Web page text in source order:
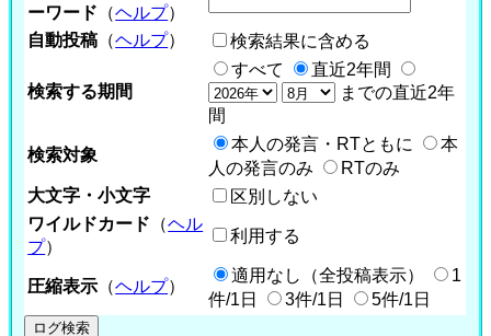
ーワード （ヘルプ）
自動投稿 （ヘルプ） 検索結果に含める
検索する期間
すべて
直近2年間
までの直近2年
間
検索対象
本人の発言・RTともに
本
人の発言のみ
RTのみ
大文字・小文字
区別しない
ワイルドカード （ヘル
プ）
利用する
圧縮表示 （ヘルプ）
適用なし（全投稿表示）
1
件/1日
3件/1日 5件/1日